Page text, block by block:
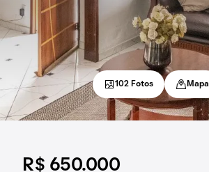
R$ 650.000
102 Fotos Mapa